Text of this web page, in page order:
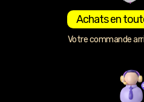
Achats en
Votre commande